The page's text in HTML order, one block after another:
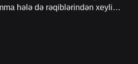
hələ də rəqiblərindən xeyli